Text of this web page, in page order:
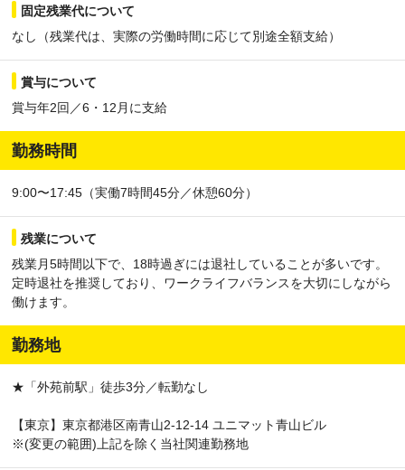
固定残業代について
なし（残業代は、実際の労働時間に応じて別途全額支給）
賞与について
賞与年2回／6・12月に支給
勤務時間
9:00〜17:45（実働7時間45分／休憩60分）
残業について
残業月5時間以下で、18時過ぎには退社していることが多いです。
定時退社を推奨しており、ワークライフバランスを大切にしながら
働けます。
勤務地
★「外苑前駅」徒歩3分／転勤なし
【東京】東京都港区南青山2-12-14 ユニマット青山ビル
※(変更の範囲)上記を除く当社関連勤務地